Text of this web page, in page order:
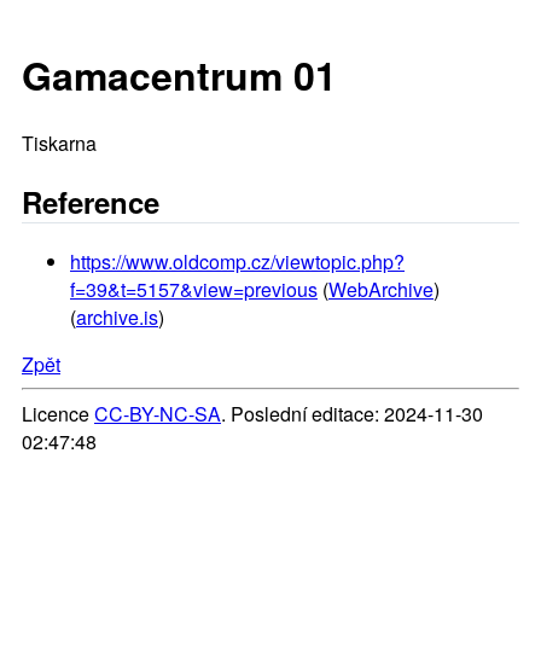
Gamacentrum 01
Tiskarna
Reference
https://www.oldcomp.cz/viewtopic.php?
f=39&t=5157&view=previous (WebArchive)
(archive.is)
Zpět
LicenceCC-BY-NC-SA. Poslední editace: 2024-11-30
02:47:48